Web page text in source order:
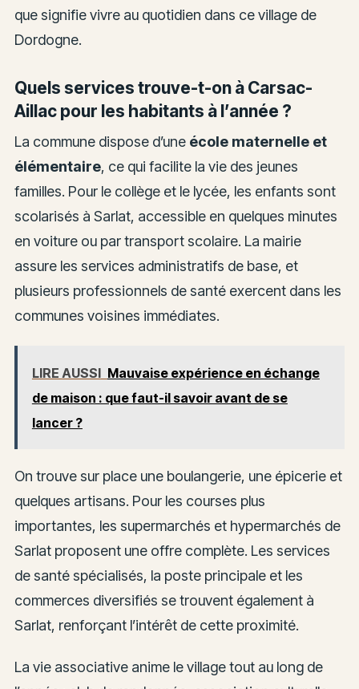
que signifie vivre au quotidien dans ce village de
Dordogne.
Quels services trouve-t-on à Carsac-
Aillac pour les habitants à l’année ?
La commune dispose d’une école maternelle et
élémentaire, ce qui facilite la vie des jeunes
familles. Pour le collège et le lycée, les enfants sont
scolarisés à Sarlat, accessible en quelques minutes
en voiture ou par transport scolaire. La mairie
assure les services administratifs de base, et
plusieurs professionnels de santé exercent dans les
communes voisines immédiates.
LIRE AUSSI Mauvaise expérience en échange
de maison : que faut-il savoir avant de se
lancer ?
On trouve sur place une boulangerie, une épicerie et
quelques artisans. Pour les courses plus
importantes, les supermarchés et hypermarchés de
Sarlat proposent une offre complète. Les services
de santé spécialisés, la poste principale et les
commerces diversifiés se trouvent également à
Sarlat, renforçant l’intérêt de cette proximité.
La vie associative anime le village tout au long de